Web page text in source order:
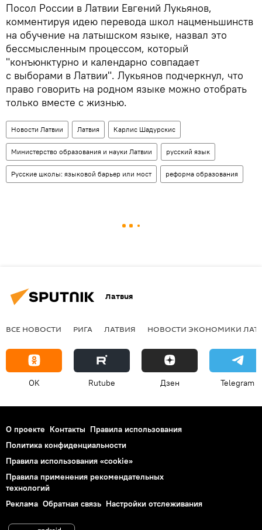
Посол России в Латвии Евгений Лукьянов,
комментируя идею перевода школ нацменьшинств
на обучение на латышском языке, назвал это
бессмысленным процессом, который
"конъюнктурно и календарно совпадает
с выборами в Латвии". Лукьянов подчеркнул, что
право говорить на родном языке можно отобрать
только вместе с жизнью.
Новости Латвии Латвия Карлис Шадурскис
Министерство образования и науки Латвии русский язык
Русские школы: языковой барьер или мост реформа образования
Латвия
ВСЕ НОВОСТИ РИГА ЛАТВИЯ НОВОСТИ ЭКОНОМИКИ
OK Rutube Дзен Telegram
О проекте Контакты Правила использования
Политика конфиденциальности
Правила использования «cookie»
Правила применения рекомендательных
технологий
Реклама Обратная связь Настройки отслеживания